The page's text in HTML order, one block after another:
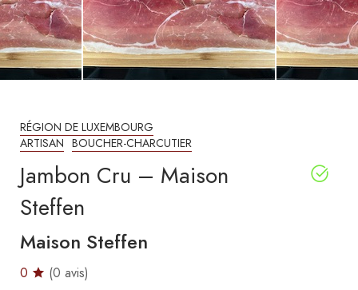
RÉGION DE LUXEMBOURG
ARTISAN BOUCHER-CHARCUTIER
Jambon Cru – Maison
Steffen
Maison Steffen
0
(0 avis)